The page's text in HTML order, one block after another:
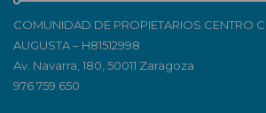
COMUNIDAD DE PROPIETARIOS CENTRO
AUGUSTA – H81512998
Av. Navarra, 180, 50011 Zaragoza
976 759 650